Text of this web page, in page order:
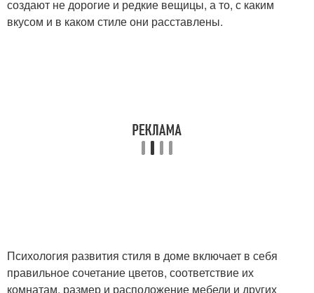
создают не дорогие и редкие вещицы, а то, с каким
вкусом и в каком стиле они расставлены.
Психология развития стиля в доме включает в себя
правильное сочетание цветов, соответствие их
комнатам, размер и расположение мебели и других